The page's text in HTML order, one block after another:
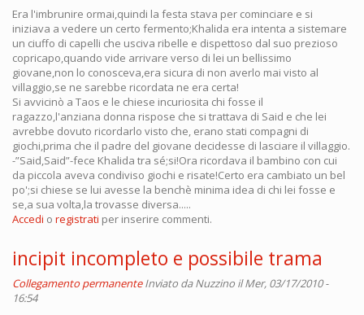
Era l'imbrunire ormai,quindi la festa stava per cominciare e si
iniziava a vedere un certo fermento;Khalida era intenta a sistemare
un ciuffo di capelli che usciva ribelle e dispettoso dal suo prezioso
copricapo,quando vide arrivare verso di lei un bellissimo
giovane,non lo conosceva,era sicura di non averlo mai visto al
villaggio,se ne sarebbe ricordata ne era certa!
Si avvicinò a Taos e le chiese incuriosita chi fosse il
ragazzo,l'anziana donna rispose che si trattava di Said e che lei
avrebbe dovuto ricordarlo visto che, erano stati compagni di
giochi,prima che il padre del giovane decidesse di lasciare il villaggio.
-”Said,Said”-fece Khalida tra sé;si!Ora ricordava il bambino con cui
da piccola aveva condiviso giochi e risate!Certo era cambiato un bel
po';si chiese se lui avesse la benchè minima idea di chi lei fosse e
se,a sua volta,la trovasse diversa.....
Accedi o registrati per inserire commenti.
incipit incompleto e possibile trama
Collegamento permanente Inviato daNuzzino il Mer, 03/17/2010 -
16:54